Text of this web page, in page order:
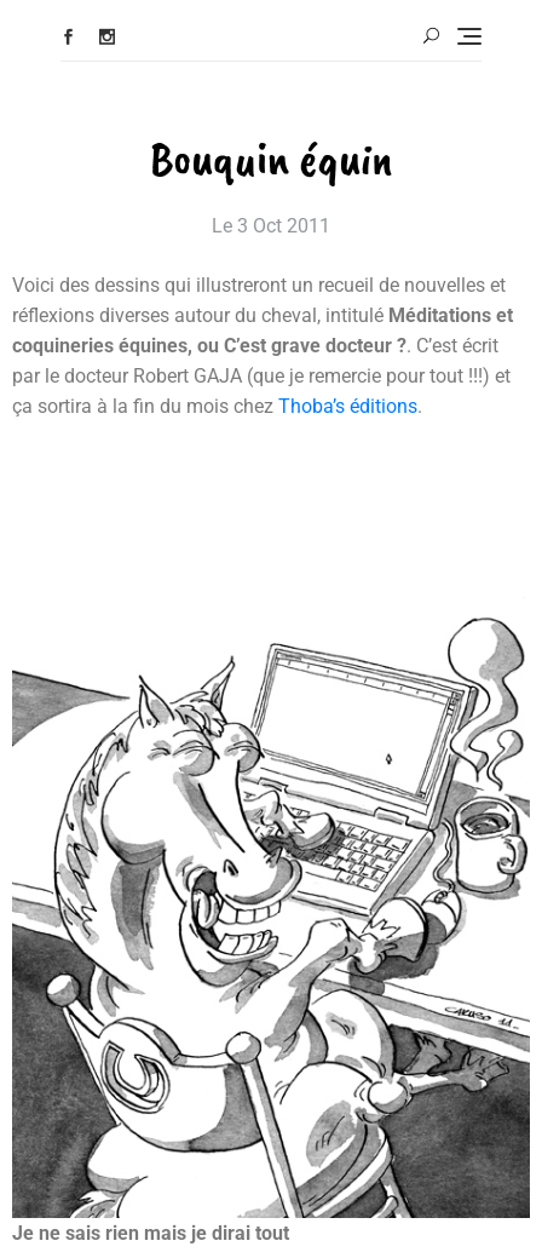
Bouquin équin
Le 3 Oct 2011
Voici des dessins qui illustreront un recueil de nouvelles et
réflexions diverses autour du cheval, intitulé Méditations et
coquineries équines, ou C’est grave docteur ?. C’est écrit
par le docteur Robert GAJA (que je remercie pour tout !!!) et
ça sortira à la fin du mois chez Thoba’s éditions.
Je ne sais rien mais je dirai tout